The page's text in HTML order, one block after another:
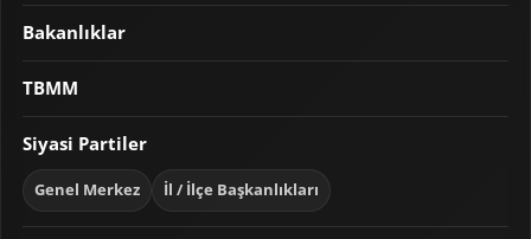
Bakanlıklar
TBMM
Siyasi Partiler
Genel Merkez İl / İlçe Başkanlıkları